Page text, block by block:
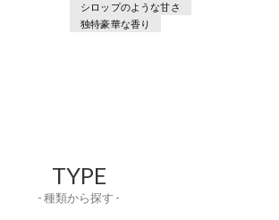
シロップのような甘さ
独特豪華な香り
TYPE
- 種類から探す -